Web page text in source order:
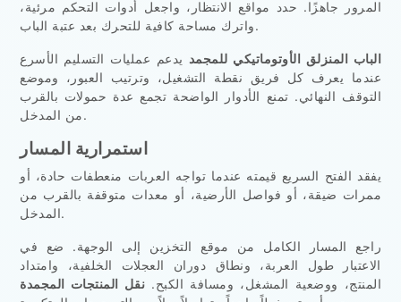
المرور جاهزًا. حدد مواقع الانتظار، واجعل أدوات التحكم مرئية،
واترك مساحة كافية للتحرك بعد عتبة الباب.
الباب المنزلق الأوتوماتيكي للمجمد يدعم عمليات التسليم الأسرع
عندما يعرف كل فريق نقطة التشغيل، وترتيب العبور، وموضع
التوقف النهائي. تمنع الأدوار الواضحة تجمع عدة حمولات بالقرب
من المدخل.
استمرارية المسار
يفقد الفتح السريع قيمته عندما تواجه العربات منعطفات حادة، أو
ممرات ضيقة، أو فواصل الأرضية، أو معدات متوقفة بالقرب من
المدخل.
راجع المسار الكامل من موقع التخزين إلى الوجهة. ضع في
الاعتبار طول العربة، ونطاق دوران العجلات الخلفية، وامتداد
المنتج، ووضعية المشغل، ومسافة الكبح. نقل المنتجات المجمدة